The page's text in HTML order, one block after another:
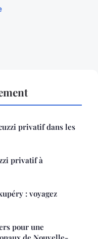
privatif dans les
privatif à
: voyagez
pour une